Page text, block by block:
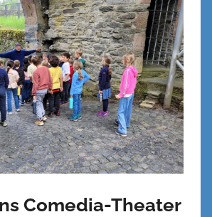
Comedia-Theater